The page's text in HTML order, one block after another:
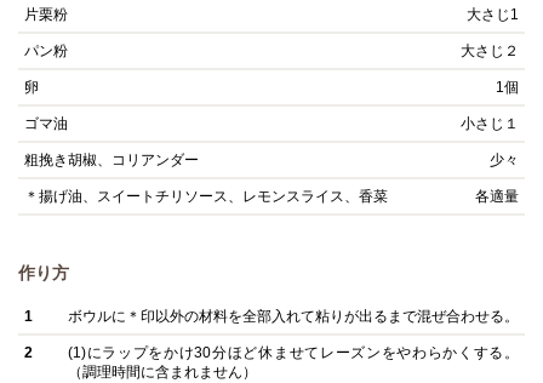
片栗粉 大さじ1
パン粉 大さじ２
卵 1個
ゴマ油 小さじ１
粗挽き胡椒、コリアンダー 少々
＊揚げ油、スイートチリソース、レモンスライス、香菜 各適量
作り方
1 ボウルに＊印以外の材料を全部入れて粘りが出るまで混ぜ合わせる。
2
(1)にラップをかけ30分ほど休ませてレーズンをやわらかくする。
（調理時間に含まれません）